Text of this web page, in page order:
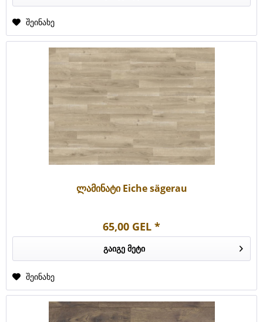
შეინახე
ლამინატი Eiche sägerau
65,00 GEL *
გაიგე მეტი
შეინახე